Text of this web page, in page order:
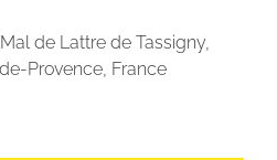
Mal de Lattre de Tassigny,
Provence, France